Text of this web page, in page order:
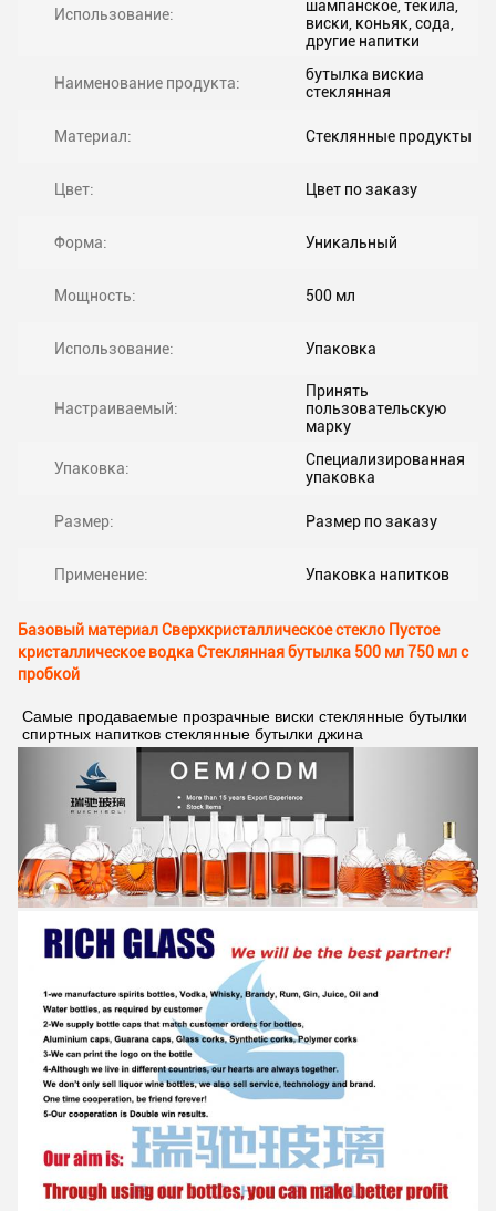
Использование:
шампанское, текила,
виски, коньяк, сода,
другие напитки
Наименование продукта:
бутылка вискиа
стеклянная
Материал: Стеклянные продукты
Цвет: Цвет по заказу
Форма: Уникальный
Мощность: 500 мл
Использование: Упаковка
Настраиваемый:
Принять
пользовательскую
марку
Упаковка:
Специализированная
упаковка
Размер: Размер по заказу
Применение: Упаковка напитков
Базовый материал Сверхкристаллическое стекло Пустое
кристаллическое водка Стеклянная бутылка 500 мл 750 мл с
пробкой
Самые продаваемые прозрачные виски стеклянные бутылки
спиртных напитков стеклянные бутылки джина